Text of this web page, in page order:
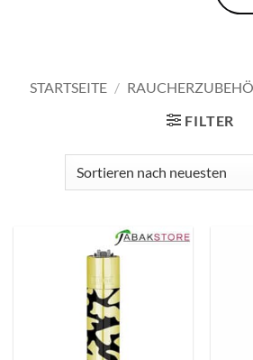
STARTSEITE /
FILTER